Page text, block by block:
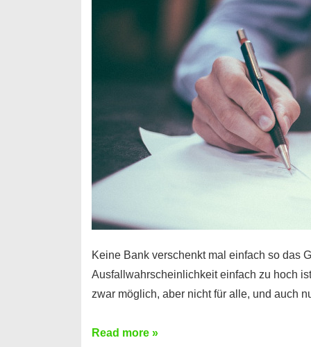
Keine Bank verschenkt mal einfach so das
Ausfallwahrscheinlichkeit einfach zu hoch
zwar möglich, aber nicht für alle, und auch
Ist
Read more »